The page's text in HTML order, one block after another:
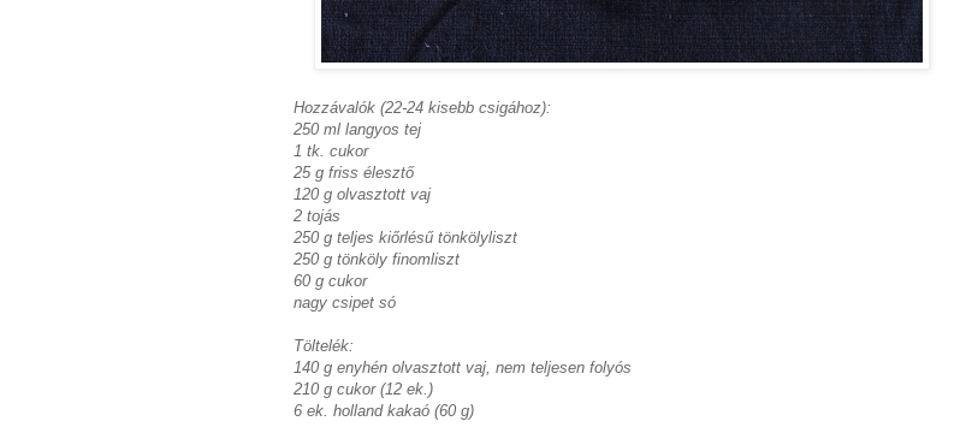
Hozzávalók (22-24 kisebb csigához):
250 ml langyos tej
1 tk. cukor
25 g friss élesztő
120 g olvasztott vaj
2 tojás
250 g teljes kiőrlésű tönkölyliszt
250 g tönköly finomliszt
60 g cukor
nagy csipet só
Töltelék:
140 g enyhén olvasztott vaj, nem teljesen folyós
210 g cukor (12 ek.)
6 ek. holland kakaó (60 g)